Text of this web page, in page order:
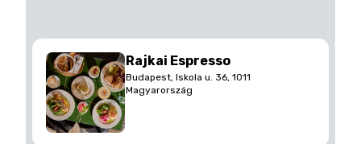
Rajkai Espresso
Budapest, Iskola u. 36, 1011
Magyarország